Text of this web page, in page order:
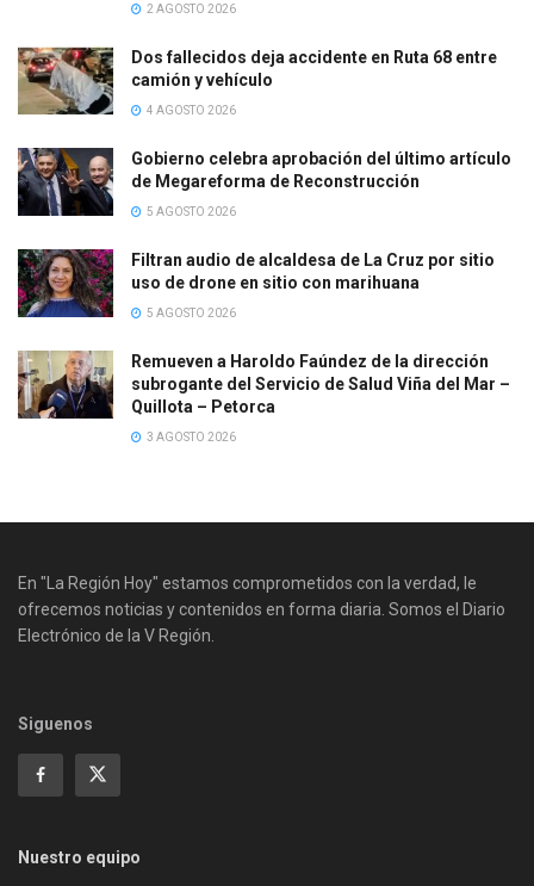
2 AGOSTO 2026
Dos fallecidos deja accidente en Ruta 68 entre
camión y vehículo
4 AGOSTO 2026
Gobierno celebra aprobación del último artículo
de Megareforma de Reconstrucción
5 AGOSTO 2026
Filtran audio de alcaldesa de La Cruz por sitio
uso de drone en sitio con marihuana
5 AGOSTO 2026
Remueven a Haroldo Faúndez de la dirección
subrogante del Servicio de Salud Viña del Mar –
Quillota – Petorca
3 AGOSTO 2026
En "La Región Hoy" estamos comprometidos con la verdad, le
ofrecemos noticias y contenidos en forma diaria. Somos el Diario
Electrónico de la V Región.
Siguenos
Nuestro equipo